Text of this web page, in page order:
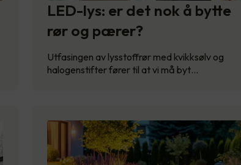
LED-lys: er det nok å bytte
rør og pærer?
Utfasingen av lysstoffrør med kvikksølv og
halogenstifter fører til at vi må byt…